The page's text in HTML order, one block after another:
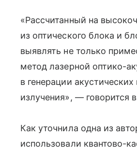
«Рассчитанный на
из оптического блока и
выявлять не только
метод лазерной оптико-
в генерации
излучения», — говорится
Как уточнила одна из
использовали квантово-